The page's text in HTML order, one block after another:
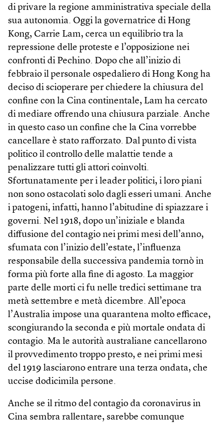
di privare la regione amministrativa speciale della
sua autonomia. Oggi la governatrice di Hong
Kong, Carrie Lam, cerca un equilibrio tra la
repressione delle proteste e l’opposizione nei
confronti di Pechino. Dopo che all’inizio di
febbraio il personale ospedaliero di Hong Kong ha
deciso di scioperare per chiedere la chiusura del
confine con la Cina continentale, Lam ha cercato
di mediare offrendo una chiusura parziale. Anche
in questo caso un confine che la Cina vorrebbe
cancellare è stato rafforzato. Dal punto di vista
politico il controllo delle malattie tende a
penalizzare tutti gli attori coinvolti.
Sfortunatamente per i leader politici, i loro piani
non sono ostacolati solo dagli esseri umani. Anche
i patogeni, infatti, hanno l’abitudine di spiazzare i
governi. Nel 1918, dopo un’iniziale e blanda
diffusione del contagio nei primi mesi dell’anno,
sfumata con l’inizio dell’estate, l’influenza
responsabile della successiva pandemia tornò in
forma più forte alla fine di agosto. La maggior
parte delle morti ci fu nelle tredici settimane tra
metà settembre e metà dicembre. All’epoca
l’Australia impose una quarantena molto efficace,
scongiurando la seconda e più mortale ondata di
contagio. Ma le autorità australiane cancellarono
il provvedimento troppo presto, e nei primi mesi
del 1919 lasciarono entrare una terza ondata, che
uccise dodicimila persone.
Anche se il ritmo del contagio da coronavirus in
Cina sembra rallentare, sarebbe comunque